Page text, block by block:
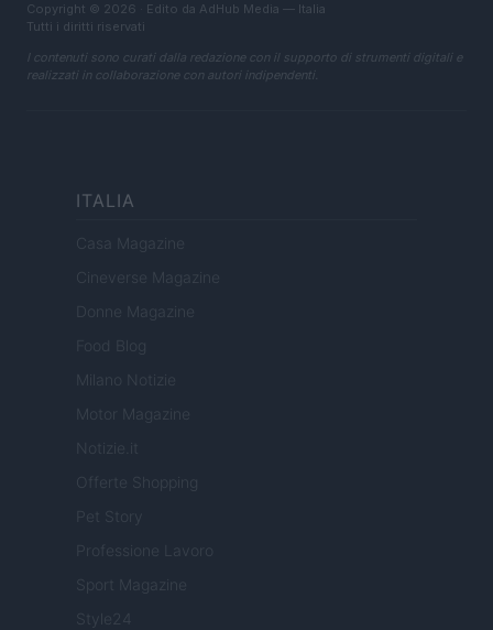
Copyright © 2026 · Edito da AdHub Media — Italia
Tutti i diritti riservati
I contenuti sono curati dalla redazione con il supporto di strumenti digitali e
realizzati in collaborazione con autori indipendenti.
ITALIA
Casa Magazine
Cineverse Magazine
Donne Magazine
Food Blog
Milano Notizie
Motor Magazine
Notizie.it
Offerte Shopping
Pet Story
Professione Lavoro
Sport Magazine
Style24